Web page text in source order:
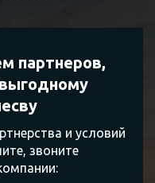
партнеров,
и условий
звоните